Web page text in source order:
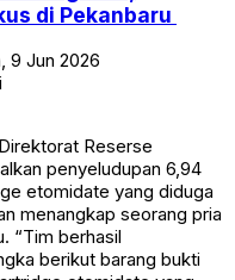
di Pekanbaru
9 Jun 2026
Reserse
penyeludupan 6,94
etomidate yang diduga
menangkap seorang pria
“Tim berhasil
berikut barang bukti